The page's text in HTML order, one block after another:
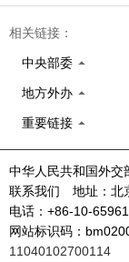
相关链接：
中央部委
地方外办
重要链接
中华人民共和国外
联系我们 地址：北
电话：+86-10-
网站标识码：
11040102700114